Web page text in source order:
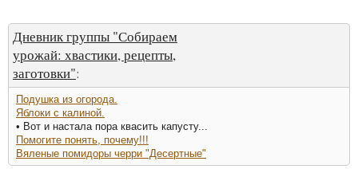
Дневник группы "Собираем
урожай: хвастики, рецепты,
заготовки":
Подушка из огорода.
Яблоки с калиной.
• Вот и настала пора квасить капусту...
Помогите понять, почему!!!
Вяленые помидоры черри "Десертные"